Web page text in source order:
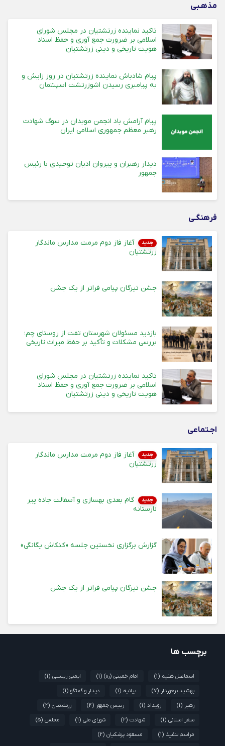
مذهـبی
تاکید نماینده زرتشتیان در مجلس شورای
اسلامی بر ضرورت جمع آوری و حفظ اسناد
هویت تاریخی و دینی زرتشتیان
پیام شادباش نماینده زرتشتیان در روز زایش و
به پیامبری رسیدن اشوزرتشت اسپنتمان
پیام آرامش باد انجمن موبدان در سوگ شهادت
رهبر معظم جمهوری اسلامی ایران
دیدار رهبران و پیروان ادیان توحیدی با رئیس
جمهور
فرهنگـی
جدید
آغاز فاز دوم مرمت مدارس ماندگار
زرتشتیان
جشن تیرگان پیامی فراتر از یک جشن
بازدید مسئولان شهرستان تفت از روستای چم؛
بررسی مشکلات و تأکید بر حفظ میراث تاریخی
تاکید نماینده زرتشتیان در مجلس شورای
اسلامی بر ضرورت جمع آوری و حفظ اسناد
هویت تاریخی و دینی زرتشتیان
اجـتماعی
جدید
آغاز فاز دوم مرمت مدارس ماندگار
زرتشتیان
جدید
گام بعدی بهسازی و آسفالت جاده پیر
نارستانه
گزارش برگزاری نخستین جلسه «کنکاش یگانگی»
جشن تیرگان پیامی فراتر از یک جشن
برچسب ها
اسماعیل هنیه (1) امام خمینی (ره) (1) ایمنی زیستی (1)
بهشید برخوردار (7) بیانیه (1) دیدار و گفتگو (1)
رهبر (1) رویداد (1) رییس جمهور (4) زرتشتیان (2)
سفر استانی (1) شهادت (2) شورای ملی (1) مجلس (5)
مراسم تنفیذ (1) مسعود پزشکیان (2)